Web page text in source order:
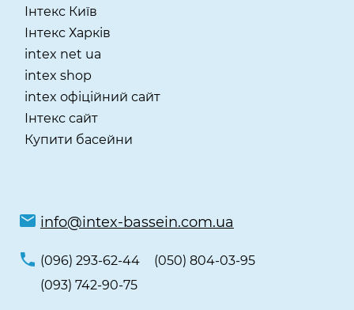
Інтекс Київ
​Інтекс Харків
intex net ua
intex shop
intex офіційний сайт
Інтекс сайт
Купити басейни
info@intex-bassein.com.ua
(096) 293-62-44
(050) 804-03-95
(093) 742-90-75